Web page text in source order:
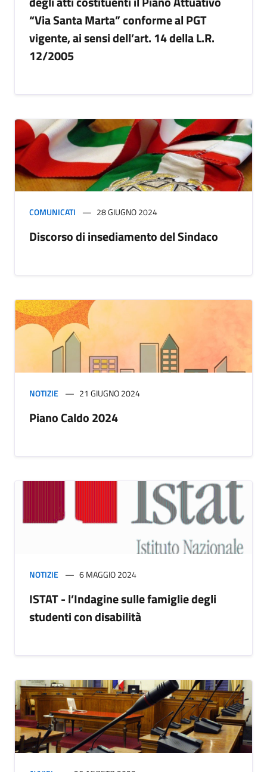
“Via Santa Marta” conforme al PGT
vigente, ai sensi dell’art. 14 della L.R.
12/2005
COMUNICATI 28 GIUGNO 2024
Discorso di insediamento del Sindaco
NOTIZIE 21 GIUGNO 2024
Piano Caldo 2024
NOTIZIE 6 MAGGIO 2024
ISTAT - l’Indagine sulle famiglie degli
studenti con disabilità